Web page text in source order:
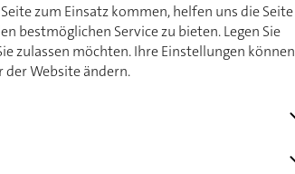
zum Einsatz kommen, helfen uns die Seite
bestmöglichen Service zu bieten. Legen Sie
zulassen möchten. Ihre Einstellungen können
der Website ändern.